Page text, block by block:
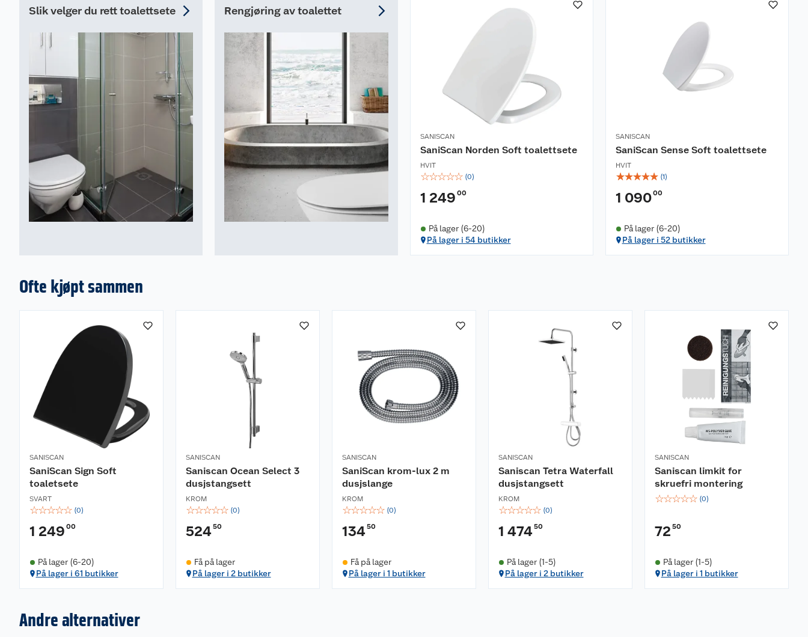
Slik velger du rett toalettsete Rengjøring av toalettet
SANISCAN
SaniScan Norden Soft toalettsete
HVIT
☆☆☆☆☆ (0)
1 249 00
På lager (6-20)
På lager i 54 butikker
SANISCAN
SaniScan Sense Soft toalettsete
HVIT
☆☆☆☆☆ (1)
1 09000
På lager (6-20)
På lager i 52 butikker
Ofte kjøpt sammen
SANISCAN
SaniScan Sign Soft
toaletsete
SVART
☆☆☆☆☆ (0)
1 249 00
På lager (6-20)
På lager i 61 butikker
SANISCAN
Saniscan Ocean Select 3
dusjstangsett
KROM
☆☆☆☆☆ (0)
52450
Få på lager
På lager i 2 butikker
SANISCAN
SaniScan krom-lux 2 m
dusjslange
KROM
☆☆☆☆☆ (0)
13450
Få på lager
På lager i 1 butikker
SANISCAN
Saniscan Tetra Waterfall
dusjstangsett
KROM
☆☆☆☆☆ (0)
1 47450
På lager (1-5)
På lager i 2 butikker
SANISCAN
Saniscan limkit for
skruefri montering
☆☆☆☆☆ (0)
72 50
På lager (1-5)
På lager i 1 butikker
Andre alternativer